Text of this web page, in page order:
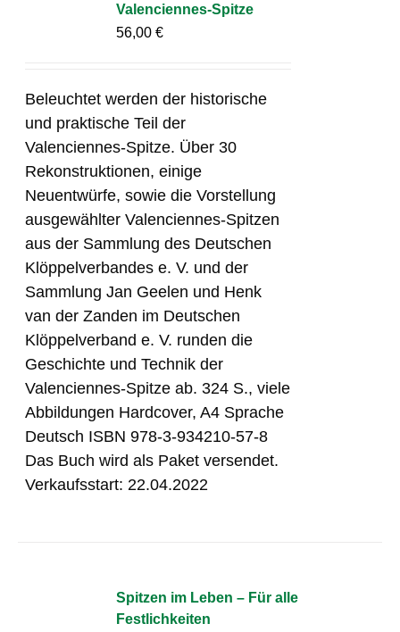
Valenciennes-Spitze
56,00€
Beleuchtet werden der historische
und praktische Teil der
Valenciennes-Spitze. Über 30
Rekonstruktionen, einige
Neuentwürfe, sowie die Vorstellung
ausgewählter Valenciennes-Spitzen
aus der Sammlung des Deutschen
Klöppelverbandes e. V. und der
Sammlung Jan Geelen und Henk
van der Zanden im Deutschen
Klöppelverband e. V. runden die
Geschichte und Technik der
Valenciennes-Spitze ab. 324 S., viele
Abbildungen Hardcover, A4 Sprache
Deutsch ISBN 978-3-934210-57-8
Das Buch wird als Paket versendet.
Verkaufsstart: 22.04.2022
Spitzen im Leben – Für alle
Festlichkeiten